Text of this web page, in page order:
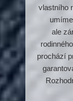
vlastního
ale
prochází